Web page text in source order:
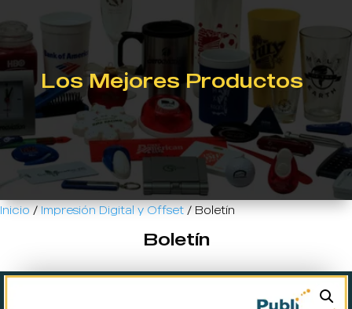
Los Mejores Productos
Inicio/Impresión Digital y Offset/ Boletín
Boletín